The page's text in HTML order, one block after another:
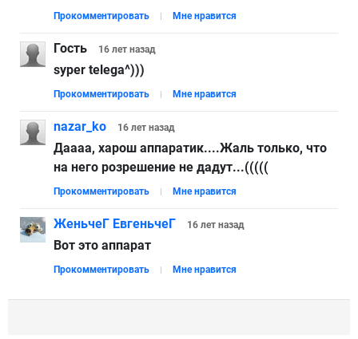
Прокомментировать Мне нравится
Гость 16 лет назад
syper telega^)))
Прокомментировать Мне нравится
nazar_ko 16 лет назад
Даааа, харош аппаратик....Жаль только, что
на него розрешение не дадут...(((((
Прокомментировать Мне нравится
ЖеньчеГ ЕвгеньчеГ 16 лет назад
Вот это аппарат
Прокомментировать Мне нравится